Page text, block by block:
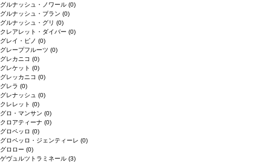
グルナッシュ・ノワール (0)
グルナッシュ・ブラン (0)
グルナッシュ・グリ (0)
クレアレット・ダイバー (0)
グレイ・ピノ (0)
グレープフルーツ (0)
グレカニコ (0)
グレケット (0)
グレッカニコ (0)
グレラ (0)
グレナッシュ (0)
クレレット (0)
グロ・マンサン (0)
クロアティーナ (0)
グロペッロ (0)
グロペッロ・ジェンティーレ (0)
グロロー (0)
ゲヴュルツトラミネール (3)